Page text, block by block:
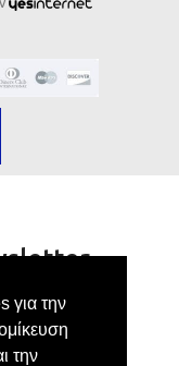
για την
την
για να